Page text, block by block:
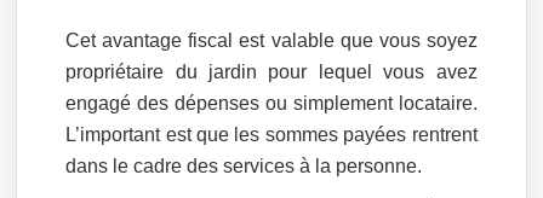
Cet avantage fiscal est valable que vous soyez
propriétaire du jardin pour lequel vous avez
engagé des dépenses ou simplement locataire.
L’important est que les sommes payées rentrent
dans le cadre des services à la personne.